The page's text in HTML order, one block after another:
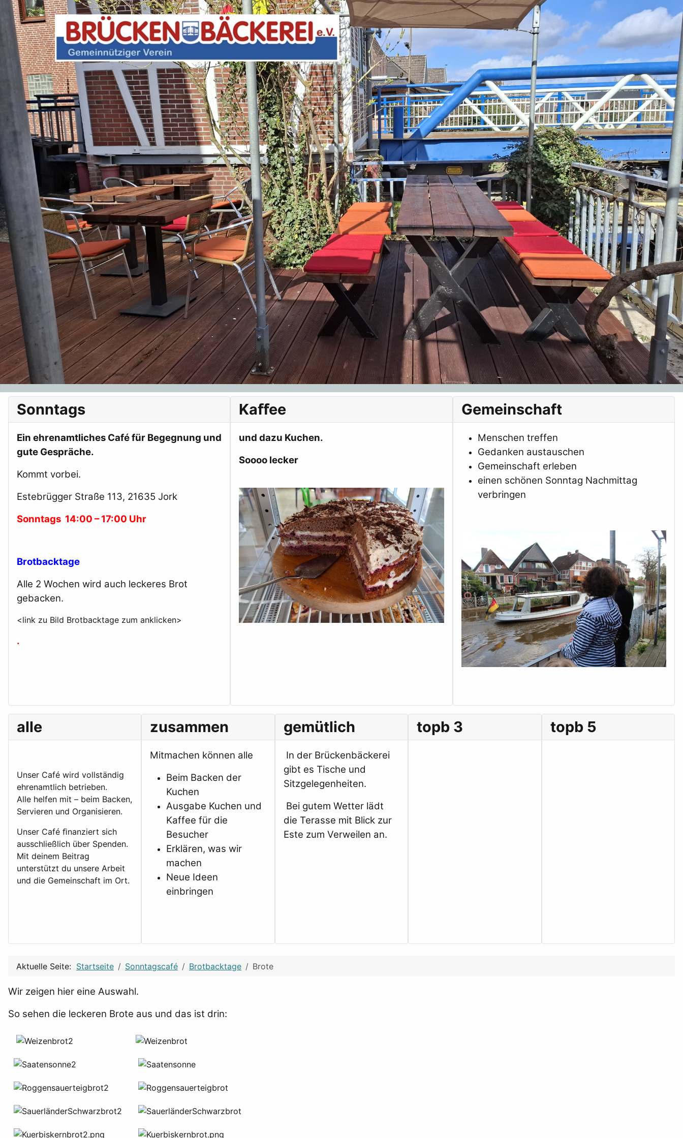
Sonntags
Ein ehrenamtliches Café für Begegnung und
gute Gespräche.
Kommt vorbei.
Estebrügger Straße 113, 21635 Jork
Sonntags 14:00 – 17:00 Uhr
Brotbacktage
Alle 2 Wochen wird auch leckeres Brot
gebacken.
<link zu Bild Brotbacktage zum anklicken>
.
Kaﬀee
und dazu Kuchen.
Soooo lecker
Gemeinschaft
Menschen treffen
Gedanken austauschen
Gemeinschaft erleben
einen schönen Sonntag Nachmittag
verbringen
alle
Unser Café wird vollständig
ehrenamtlich betrieben.
Alle helfen mit – beim Backen,
Servieren und Organisieren.
Unser Café ﬁnanziert sich
ausschließlich über Spenden.
Mit deinem Beitrag
unterstützt du unsere Arbeit
und die Gemeinschaft im Ort.
zusammen
Mitmachen können alle
Beim Backen der
Kuchen
Ausgabe Kuchen und
Kaffee für die
Besucher
Erklären, was wir
machen
Neue Ideen
einbringen
gemütlich
In der Brückenbäckerei
gibt es Tische und
Sitzgelegenheiten.
Bei gutem Wetter lädt
die Terasse mit Blick zur
Este zum Verweilen an.
topb 3 topb 5
Aktuelle Seite: Startseite Sonntagscafé Brotbacktage Brote
Wir zeigen hier eine Auswahl.
So sehen die leckeren Brote aus und das ist drin: